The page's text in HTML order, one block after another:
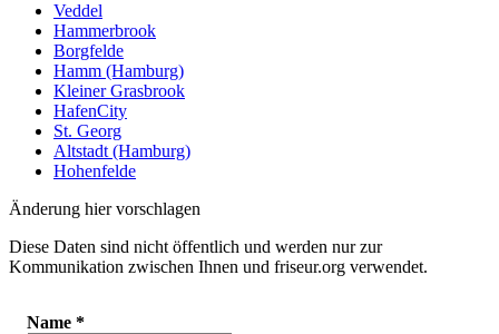
Veddel
Hammerbrook
Borgfelde
Hamm (Hamburg)
Kleiner Grasbrook
HafenCity
St. Georg
Altstadt (Hamburg)
Hohenfelde
Änderung hier vorschlagen
Diese Daten sind nicht öffentlich und werden nur zur
Kommunikation zwischen Ihnen und friseur.org verwendet.
Name *